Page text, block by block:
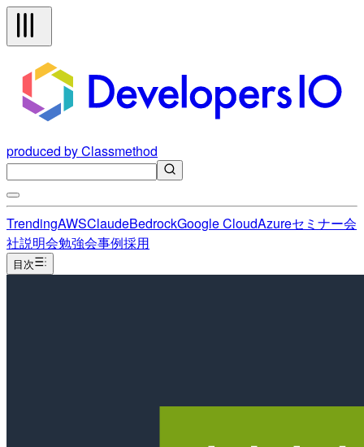
produced by Classmethod
TrendingAWSClaudeBedrockGoogle CloudAzureセミナー会
社説明会勉強会事例採用
目次